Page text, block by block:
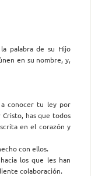
palabra de su Hijo
en su nombre, y,
conocer tu ley por
has que todos
en el corazón y
con ellos.
los que les han
colaboración.